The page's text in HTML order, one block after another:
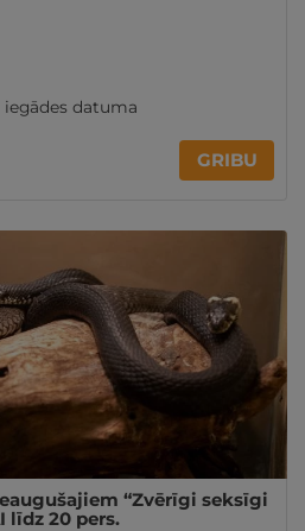
iegādes datuma
GRIBU
“Zvērīgi seksīgi
līdz 20 pers.